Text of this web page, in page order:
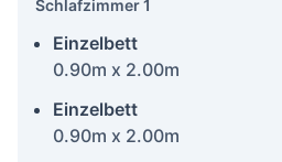
Schlafzimmer 1
Einzelbett
0.90m x 2.00m
Einzelbett
0.90m x 2.00m